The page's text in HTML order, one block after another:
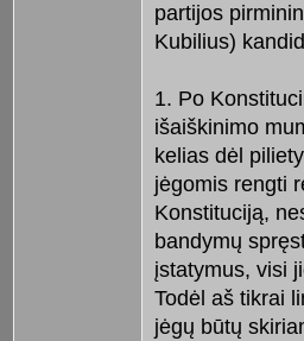
partijos
Kubilius)
1. Po
išaiškinimo
kelias dėl
jėgomis rengti
Konstituciją,
bandymų
įstatymus, visi
Todėl aš tikrai
jėgų būtų